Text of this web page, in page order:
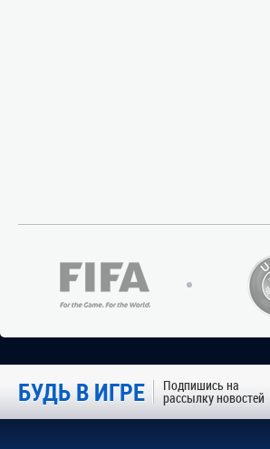
БУДЬ В ИГРЕ Подпишись на
рассылку новостей